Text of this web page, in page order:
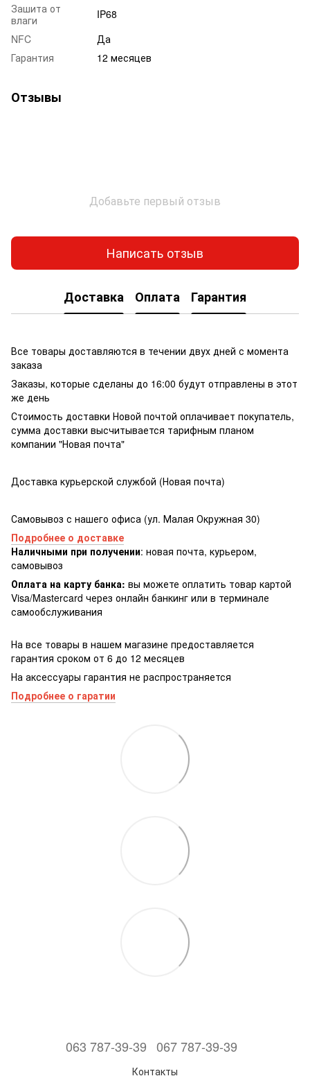
Зашита от
влаги
IP68
NFC
Да
Гарантия
12 месяцев
Отзывы
Добавьте первый отзыв
Написать отзыв
Доставка Оплата Гарантия
Все товары доставляются в течении двух дней с момента
заказа
Заказы, которые сделаны до 16:00 будут отправлены в этот
же день
Стоимость доставки Новой почтой оплачивает покупатель,
сумма доставки высчитывается тарифным планом
компании "Новая почта"
Доставка курьерской службой (Новая почта)
Самовывоз с нашего офиса (ул. Малая Окружная 30)
Подробнее о доставке
Наличными при получении: новая почта, курьером,
самовывоз
Оплата на карту банка: вы можете оплатить товар картой
Visa/Masterсard через онлайн банкинг или в терминале
самообслуживания
На все товары в нашем магазине предоставляется
гарантия сроком от 6 до 12 месяцев
На аксессуары гарантия не распространяется
Подробнее о гаратии
063 787-39-39 067 787-39-39
Контакты